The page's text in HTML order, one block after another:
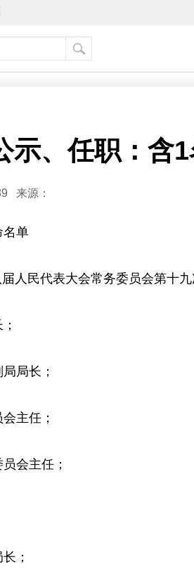
示、任职：含
来源：
名单
人民代表大会常务委员会第十
局长；
主任；
会主任；
；